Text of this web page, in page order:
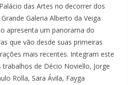
das Artes no decorrer dos
Galeria Alberto da Veiga
apresenta um panorama do
que vão desde suas primeiras
mais recentes. Integram este
de Décio Noviello, Jorge
Rolla, Sara Ávila, Fayga